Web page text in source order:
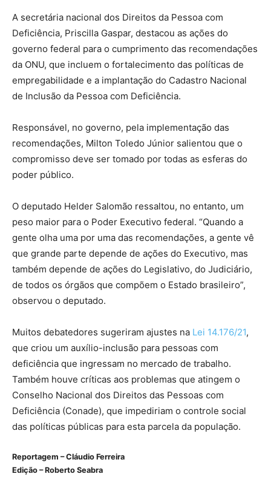
A secretária nacional dos Direitos da Pessoa com
Deficiência, Priscilla Gaspar, destacou as ações do
governo federal para o cumprimento das recomendações
da ONU, que incluem o fortalecimento das políticas de
empregabilidade e a implantação do Cadastro Nacional
de Inclusão da Pessoa com Deficiência.
Responsável, no governo, pela implementação das
recomendações, Milton Toledo Júnior salientou que o
compromisso deve ser tomado por todas as esferas do
poder público.
O deputado Helder Salomão ressaltou, no entanto, um
peso maior para o Poder Executivo federal. “Quando a
gente olha uma por uma das recomendações, a gente vê
que grande parte depende de ações do Executivo, mas
também depende de ações do Legislativo, do Judiciário,
de todos os órgãos que compõem o Estado brasileiro”,
observou o deputado.
Muitos debatedores sugeriram ajustes na Lei 14.176/21,
que criou um auxílio-inclusão para pessoas com
deficiência que ingressam no mercado de trabalho.
Também houve críticas aos problemas que atingem o
Conselho Nacional dos Direitos das Pessoas com
Deficiência (Conade), que impediriam o controle social
das políticas públicas para esta parcela da população.
Reportagem – Cláudio Ferreira
Edição – Roberto Seabra